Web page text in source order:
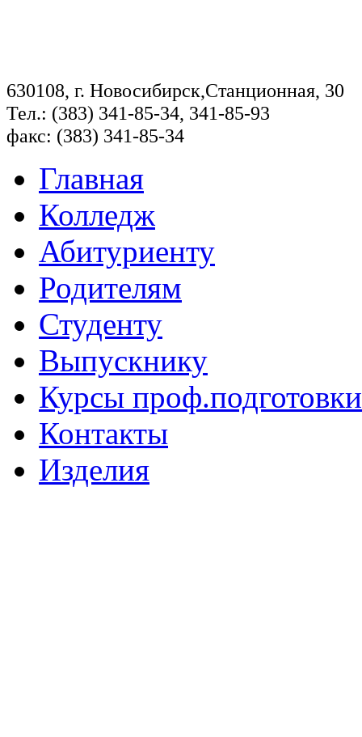
630108, г. Новосибирск,Станционная, 30
Тел.: (383) 341-85-34, 341-85-93
факс: (383) 341-85-34
Главная
Колледж
Абитуриенту
Родителям
Студенту
Выпускнику
Курсы проф.подготовки
Контакты
Изделия